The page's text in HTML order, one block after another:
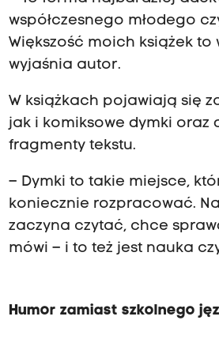
współczesnego młodego
Większość moich książek to
wyjaśnia autor.
W książkach pojawiają się
jak i komiksowe dymki oraz
fragmenty tekstu.
– Dymki to takie miejsce,
koniecznie rozpracować.
zaczyna czytać, chce
mówi – i to też jest nauka
Humor zamiast szkolnego